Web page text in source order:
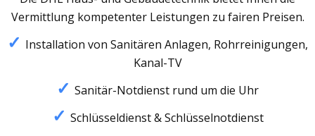
Vermittlung kompetenter Leistungen zu fairen Preisen.
Installation von Sanitären Anlagen, Rohrreinigungen,
Kanal-TV
Sanitär-Notdienst rund um die Uhr
Schlüsseldienst & Schlüsselnotdienst